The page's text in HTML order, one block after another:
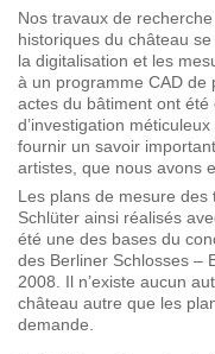
Nos travaux de
historiques du château
la digitalisation et les
à un programme CAD de
actes du bâtiment ont été
d’investigation
fournir un savoir
artistes, que nous avons
Les plans de mesure
Schlüter ainsi réalisés
été une des bases du
des Berliner Schlosses –
2008. Il n’existe aucun
château autre que les
demande.